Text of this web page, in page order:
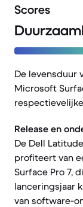
Scores
De levensduur
Microsoft
Release en
De Dell
profiteert van
Surface Pro 7,
lanceringsjaar
van software-